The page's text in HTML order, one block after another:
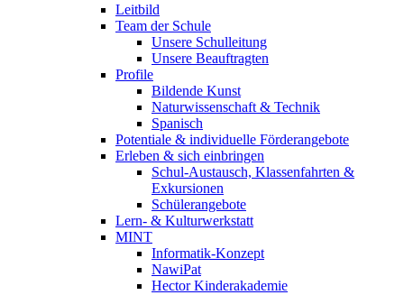
Leitbild
Team der Schule
Unsere Schulleitung
Unsere Beauftragten
Profile
Bildende Kunst
Naturwissenschaft & Technik
Spanisch
Potentiale & individuelle Förderangebote
Erleben & sich einbringen
Schul-Austausch, Klassenfahrten &
Exkursionen
Schülerangebote
Lern- & Kulturwerkstatt
MINT
Informatik-Konzept
NawiPat
Hector Kinderakademie